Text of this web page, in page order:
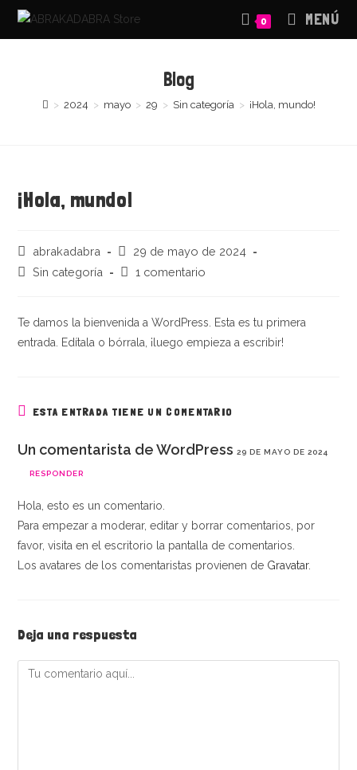
Saltar
0 MENÚ
Blog
> 2024 > mayo > 29 > Sin categoría > ¡Hola, mundo!
¡Hola, mundo!
Autor
de
abrakadabra
Publicación
de
29 de mayo de 2024
Categoría
entrada:
Sin categoría
Comentarios
entrada:
1 comentario
Te damos la bienvenida a WordPress. Esta es tu primera
entrada. Edítala o bórrala, ¡luego empieza a escribir!
ESTA ENTRADA TIENE UN COMENTARIO
Un comentarista de WordPress 29 DE MAYO DE 2024
RESPONDER
Hola, esto es un comentario.
Para empezar a moderar, editar y borrar comentarios, por
favor, visita en el escritorio la pantalla de comentarios.
Los avatares de los comentaristas provienen de Gravatar.
Deja una respuesta
Comentario